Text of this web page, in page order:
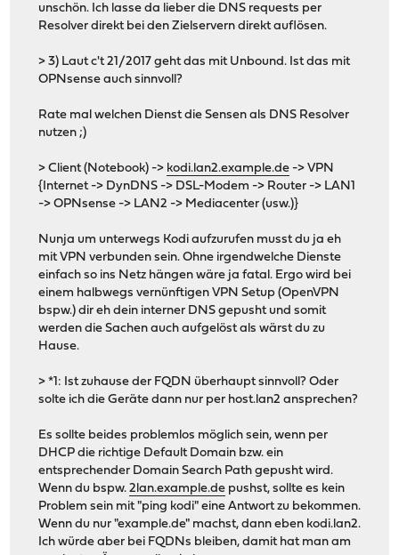
unschön. Ich lasse da lieber die DNS requests per
Resolver direkt bei den Zielservern direkt auflösen.
> 3) Laut c't 21/2017 geht das mit Unbound. Ist das mit
OPNsense auch sinnvoll?
Rate mal welchen Dienst die Sensen als DNS Resolver
nutzen ;)
> Client (Notebook) -> kodi.lan2.example.de -> VPN
{Internet -> DynDNS -> DSL-Modem -> Router -> LAN1
-> OPNsense -> LAN2 -> Mediacenter (usw.)}
Nunja um unterwegs Kodi aufzurufen musst du ja eh
mit VPN verbunden sein. Ohne irgendwelche Dienste
einfach so ins Netz hängen wäre ja fatal. Ergo wird bei
einem halbwegs vernünftigen VPN Setup (OpenVPN
bspw.) dir eh dein interner DNS gepusht und somit
werden die Sachen auch aufgelöst als wärst du zu
Hause.
> *1: Ist zuhause der FQDN überhaupt sinnvoll? Oder
solte ich die Geräte dann nur per host.lan2 ansprechen?
Es sollte beides problemlos möglich sein, wenn per
DHCP die richtige Default Domain bzw. ein
entsprechender Domain Search Path gepusht wird.
Wenn du bspw.2lan.example.de pushst, sollte es kein
Problem sein mit "ping kodi" eine Antwort zu bekommen.
Wenn du nur "example.de" machst, dann eben kodi.lan2.
Ich würde aber bei FQDNs bleiben, damit hat man am